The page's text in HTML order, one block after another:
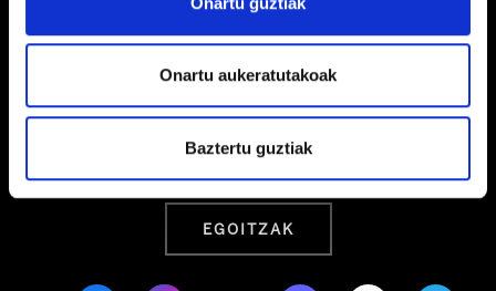
Onartu aukeratutakoak
Baztertu guztiak
Barrainkua, 13 48009 BILBO
Tel:944 03 77 00
EGOITZAK